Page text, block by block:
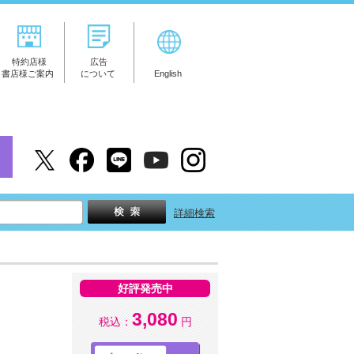
特約店様
書店様ご案内
広告
について
English
詳細検索
好評発売中
税込： 3,080 円